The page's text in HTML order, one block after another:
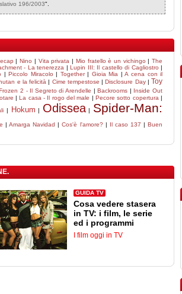
196/2003".
|Nino | Vita privata | Mio fratello è un vichingo |The
- La tenerezza |Lupin III: Il castello di Cagliostro |
|Piccolo Miracolo | Together| Gioia Mia |A cena con il
e la felicità | Cime tempestose |Disclosure Day| Toy
2 - Il Segreto di Arendelle |Backrooms | Inside Out
|La casa - Il rogo del male |Pecore sotto copertura |
| Hokum | Odissea| Spider-Man:
|Amarga Navidad |Cos'è l'amore? | Il caso 137 |Buen
GUIDA TV
Cosa vedere stasera
in TV: i film, le serie
ed i programmi
I film oggi in TV